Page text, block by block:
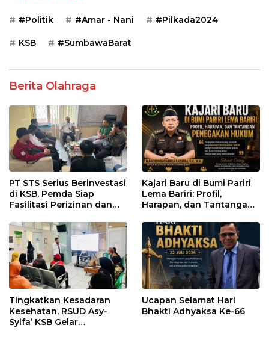
#Politik #Amar - Nani #Pilkada2024
KSB #SumbawaBarat
Berita Olahraga
PT STS Serius Berinvestasi
di KSB, Pemda Siap
Fasilitasi Perizinan dan
Regulasi
Kajari Baru di Bumi Pariri
Lema Bariri: Profil,
Harapan, dan Tantangan
Tingkatkan Kesadaran
Kesehatan, RSUD Asy-
Syifa’ KSB Gelar
Ucapan Selamat Hari
Bhakti Adhyaksa Ke-66